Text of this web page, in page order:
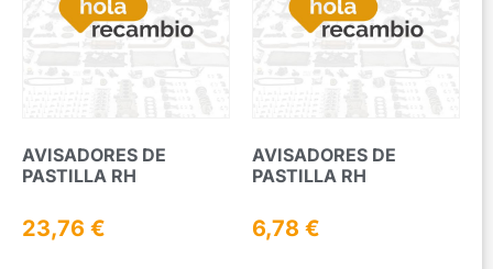
AVISADORES DE
PASTILLA RH
23,76 €
AVISADORES DE
PASTILLA RH
6,78 €